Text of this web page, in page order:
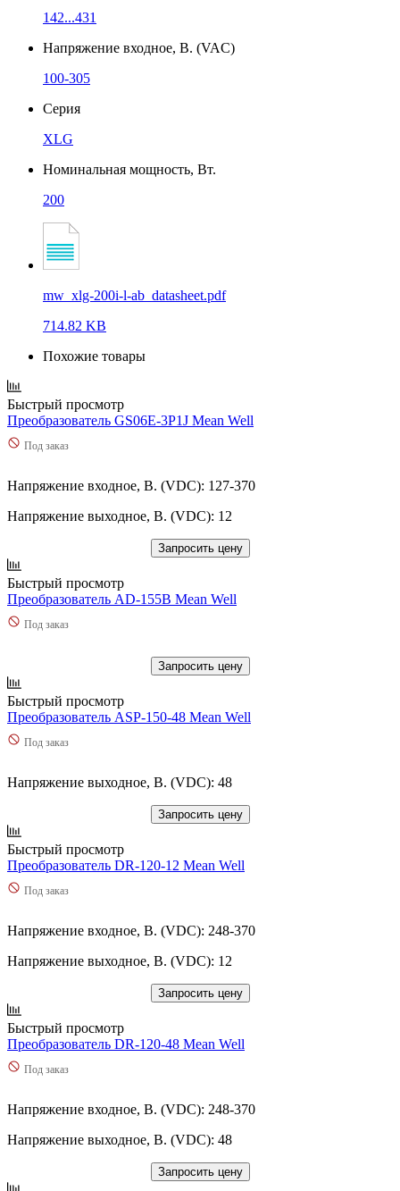
142...431
Напряжение входное, В. (VAC)
100-305
Серия
XLG
Номинальная мощность, Вт.
200
mw_xlg-200i-l-ab_datasheet.pdf
714.82 KB
Похожие товары
Быстрый просмотр
Преобразователь GS06E-3P1J Mean Well
Под заказ
Напряжение входное, В. (VDC): 127-370
Напряжение выходное, В. (VDC): 12
Запросить цену
Быстрый просмотр
Преобразователь AD-155B Mean Well
Под заказ
Запросить цену
Быстрый просмотр
Преобразователь ASP-150-48 Mean Well
Под заказ
Напряжение выходное, В. (VDC): 48
Запросить цену
Быстрый просмотр
Преобразователь DR-120-12 Mean Well
Под заказ
Напряжение входное, В. (VDC): 248-370
Напряжение выходное, В. (VDC): 12
Запросить цену
Быстрый просмотр
Преобразователь DR-120-48 Mean Well
Под заказ
Напряжение входное, В. (VDC): 248-370
Напряжение выходное, В. (VDC): 48
Запросить цену